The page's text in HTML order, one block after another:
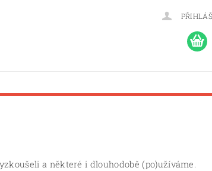
a některé i dlouhodobě (po)užíváme.